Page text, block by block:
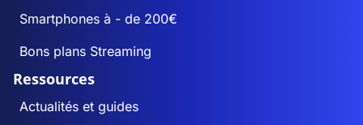
Smartphones à - de 200€
Bons plans Streaming
Ressources
Actualités et guides